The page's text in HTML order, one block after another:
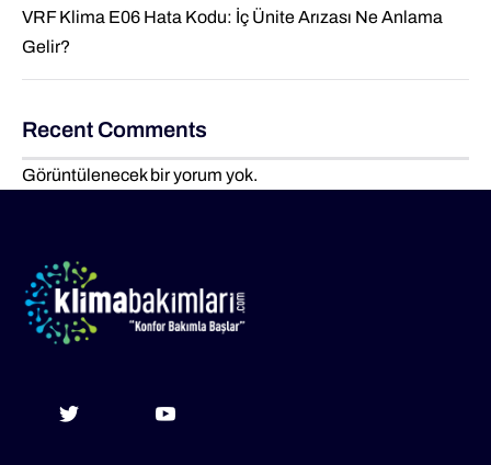
VRF Klima E06 Hata Kodu: İç Ünite Arızası Ne Anlama
Gelir?
Recent Comments
Görüntülenecek bir yorum yok.